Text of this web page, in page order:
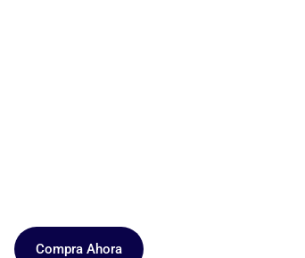
Compra Ahora